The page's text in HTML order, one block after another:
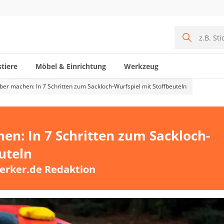
Möbel & Einrichtung Werkzeug
machen: In 7 Schritten zum Sackloch-Wurfspiel mit Stoffbeuteln
In 7 Schritten zum Sackloch-
Redaktion